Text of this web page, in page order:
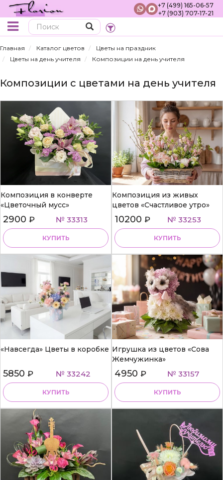
+7 (499) 165-06-57
+7 (903) 707-17-21
Главная Каталог цветов
Цветы на праздник
Цветы на день учителя
Композиции на день учителя
Композиции с цветами на день учителя
Композиция в конверте
«Цветочный мусс»
2900 ₽ № 33313
КУПИТЬ
Композиция из живых
цветов «Счастливое утро»
10200 ₽ № 33253
КУПИТЬ
«Навсегда» Цветы в коробке
5850 ₽ № 33242
КУПИТЬ
Игрушка из цветов «Сова
Жемчужинка»
4950 ₽ № 33157
КУПИТЬ